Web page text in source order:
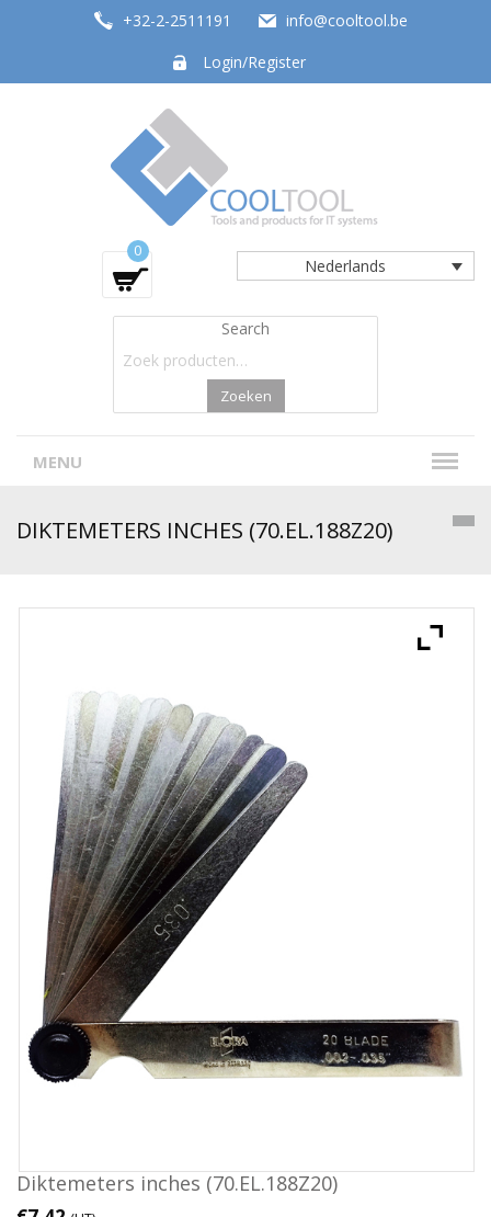
+32-2-2511191
info@cooltool.be
Login/Register
Tools and products for office systems
Nederlands
0
Search
Zoeken
MENU
DIKTEMETERS INCHES (70.EL.188Z20)
Diktemeters inches (70.EL.188Z20)